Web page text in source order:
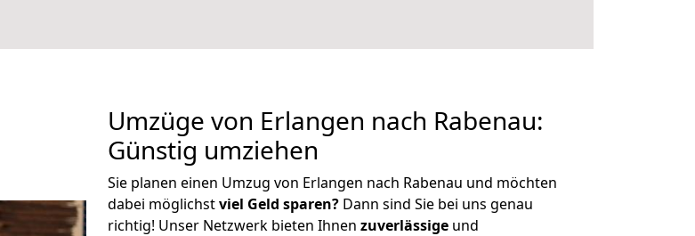
Umzüge von Erlangen nach Rabenau:
Günstig umziehen
Sie planen einen Umzug von Erlangen nach Rabenau und möchten
dabei möglichstviel Geld sparen? Dann sind Sie bei uns genau
richtig! Unser Netzwerk bieten Ihnen zuverlässige und